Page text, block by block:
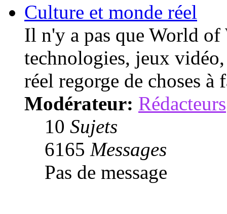
Culture et monde réel
Il n'y a pas que World of
technologies, jeux
réel regorge de choses à
Modérateur: Rédacteurs
10 Sujets
6165 Messages
Pas de message